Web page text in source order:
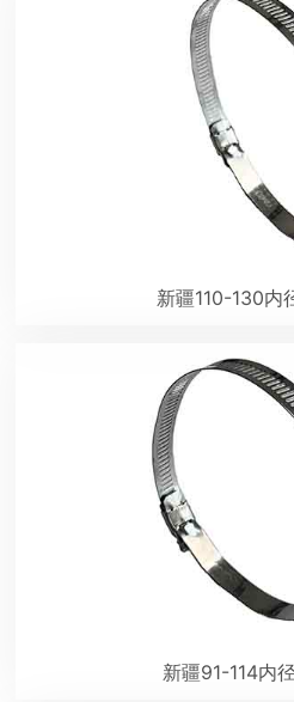
新疆110-130内
新疆91-114内